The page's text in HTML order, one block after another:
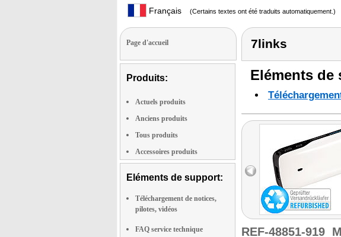
Français (Certains textes ont été traduits automatiquement.)
Page d'accueil
Produits:
Actuels produits
Anciens produits
Tous produits
Accessoires produits
Eléments de support:
Téléchargement de notices,
pilotes, vidéos
FAQ service technique
7links
Eléments de
REF-48851-919